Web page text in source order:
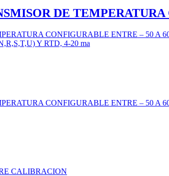
DE
CONFIGURABLE ENTRE – 50 A
Y RTD, 4-20 ma
CONFIGURABLE ENTRE – 50 A
CALIBRACION